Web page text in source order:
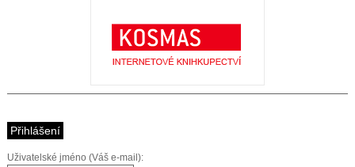
Přihlášení
Uživatelské jméno (Váš e-mail):